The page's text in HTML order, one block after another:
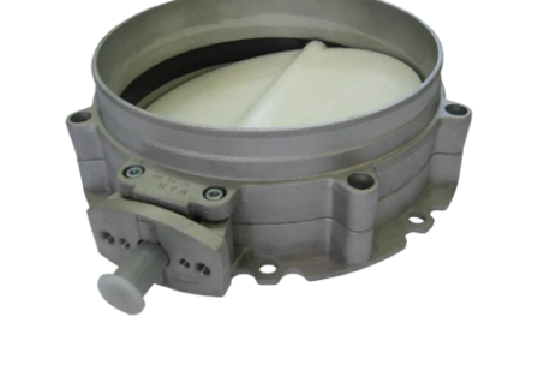
Пневмооборудование
Телескопические загрузчики
Датчики
Промышленные вибраторы
Рециклинг
Дробильно-сортировочный комплекс
Околопрессовочное оборудование
Экспертные услуги